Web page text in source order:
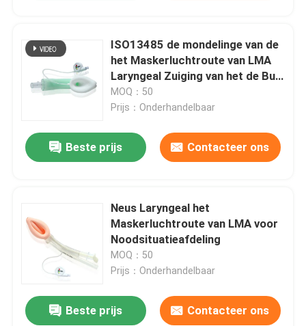
ISO13485 de mondelinge van de
het Maskerluchtroute van LMA
Laryngeal Zuiging van het de Buis
Dubbele Lumen
MOQ：50
Prijs：Onderhandelbaar
Beste prijs Contacteer ons
Neus Laryngeal het
Maskerluchtroute van LMA voor
Noodsituatieafdeling
MOQ：50
Prijs：Onderhandelbaar
Beste prijs Contacteer ons